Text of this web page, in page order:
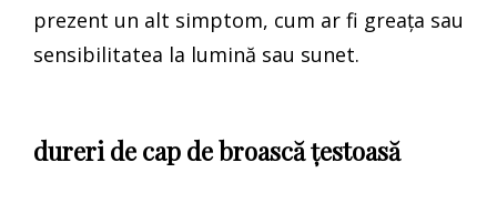
prezent un alt simptom, cum ar fi greața sau
sensibilitatea la lumină sau sunet.
dureri de cap de broască țestoasă